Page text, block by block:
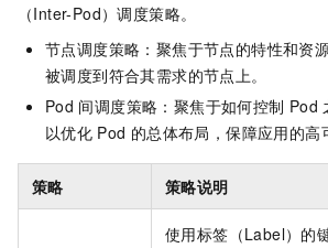
（Inter-Pod）调度策略。
节点调度策略：聚焦于节点的特性和资
被调度到符合其需求的节点上。
Pod 间调度策略：聚焦于如何控制 Pod
以优化 Pod 的总体布局，保障应用的高
策略 策略说明
使用标签（Label）的